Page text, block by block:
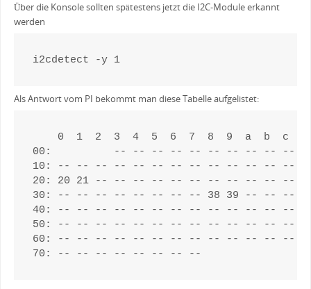
Über die Konsole sollten spätestens jetzt die I2C-Module erkannt
werden
i2cdetect -y 1
Als Antwort vom PI bekommt man diese Tabelle aufgelistet:
0  1  2  3  4  5  6  7  8  9  a  b  c
00:          -- -- -- -- -- -- -- -- -- --
10: -- -- -- -- -- -- -- -- -- -- -- -- --
20: 20 21 -- -- -- -- -- -- -- -- -- -- --
30: -- -- -- -- -- -- -- -- 38 39 -- -- --
40: -- -- -- -- -- -- -- -- -- -- -- -- --
50: -- -- -- -- -- -- -- -- -- -- -- -- --
60: -- -- -- -- -- -- -- -- -- -- -- -- --
70: -- -- -- -- -- -- -- --